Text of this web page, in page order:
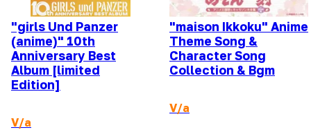
"girls Und Panzer
(anime)" 10th
Anniversary Best
Album [limited
Edition]
V/a
"maison Ikkoku" Anime
Theme Song &
Character Song
Collection & Bgm
V/a